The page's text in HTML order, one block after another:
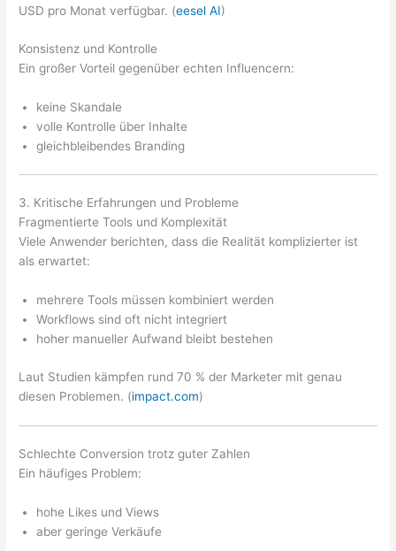
USD pro Monat verfügbar. (eesel AI)
Konsistenz und Kontrolle
Ein großer Vorteil gegenüber echten Influencern:
keine Skandale
volle Kontrolle über Inhalte
gleichbleibendes Branding
3. Kritische Erfahrungen und Probleme
Fragmentierte Tools und Komplexität
Viele Anwender berichten, dass die Realität komplizierter ist
als erwartet:
mehrere Tools müssen kombiniert werden
Workflows sind oft nicht integriert
hoher manueller Aufwand bleibt bestehen
Laut Studien kämpfen rund 70 % der Marketer mit genau
diesen Problemen. (impact.com)
Schlechte Conversion trotz guter Zahlen
Ein häufiges Problem:
hohe Likes und Views
aber geringe Verkäufe